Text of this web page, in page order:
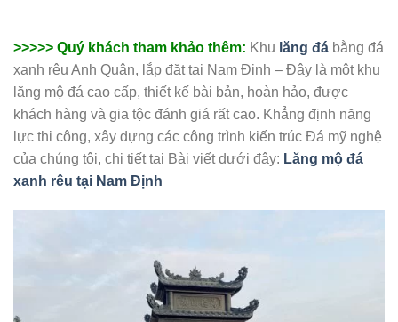
>>>>> Quý khách tham khảo thêm: Khu lăng đá bằng đá
xanh rêu Anh Quân, lắp đặt tại Nam Định – Đây là một khu
lăng mộ đá cao cấp, thiết kế bài bản, hoàn hảo, được
khách hàng và gia tộc đánh giá rất cao. Khẳng định năng
lực thi công, xây dựng các công trình kiến trúc Đá mỹ nghệ
của chúng tôi, chi tiết tại Bài viết dưới đây: Lăng mộ đá
xanh rêu tại Nam Định